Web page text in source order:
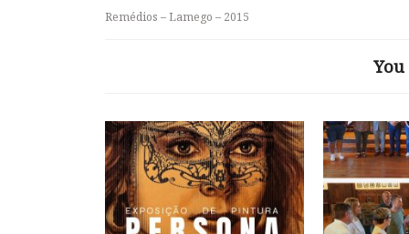
Remédios – Lamego – 2015